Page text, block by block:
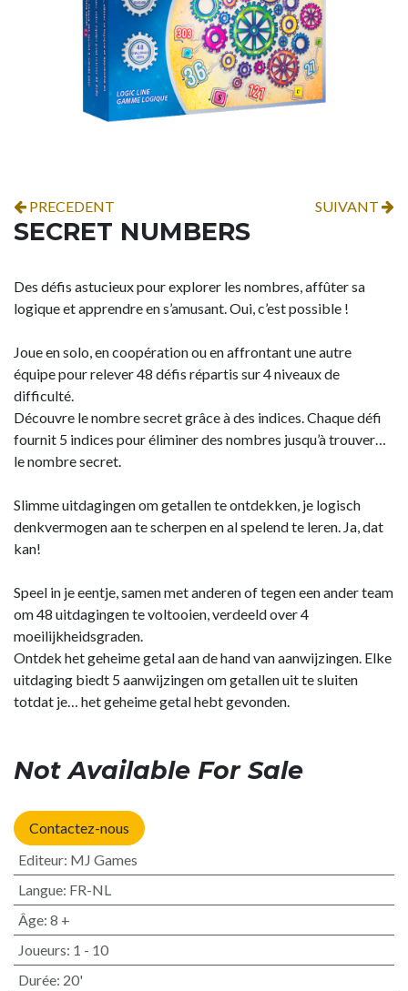
PRECEDENT SUIVANT
SECRET NUMBERS
Des défis astucieux pour explorer les nombres, affûter sa
logique et apprendre en s’amusant. Oui, c’est possible !
Joue en solo, en coopération ou en affrontant une autre
équipe pour relever 48 défis répartis sur 4 niveaux de
difficulté.
Découvre le nombre secret grâce à des indices. Chaque défi
fournit 5 indices pour éliminer des nombres jusqu’à trouver…
le nombre secret.
Slimme uitdagingen om getallen te ontdekken, je logisch
denkvermogen aan te scherpen en al spelend te leren. Ja, dat
kan!
Speel in je eentje, samen met anderen of tegen een ander team
om 48 uitdagingen te voltooien, verdeeld over 4
moeilijkheidsgraden.
Ontdek het geheime getal aan de hand van aanwijzingen. Elke
uitdaging biedt 5 aanwijzingen om getallen uit te sluiten
totdat je… het geheime getal hebt gevonden.
Not Available For Sale
Contactez-nous
Editeur: MJ Games
Langue: FR-NL
Âge: 8 +
Joueurs: 1 - 10
Durée: 20'